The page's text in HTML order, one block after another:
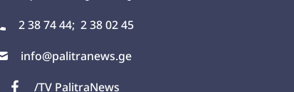
2 38 74 44; 2 38 02 45
info@palitranews.ge
/TV PalitraNews